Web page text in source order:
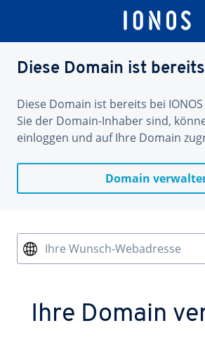
Diese Domain ist
Diese Domain ist bereits bei
Sie der Domain-Inhaber sind,
einloggen und auf Ihre Domain
Domain
Ihre Wunsch-Webadresse
Ihre Domain